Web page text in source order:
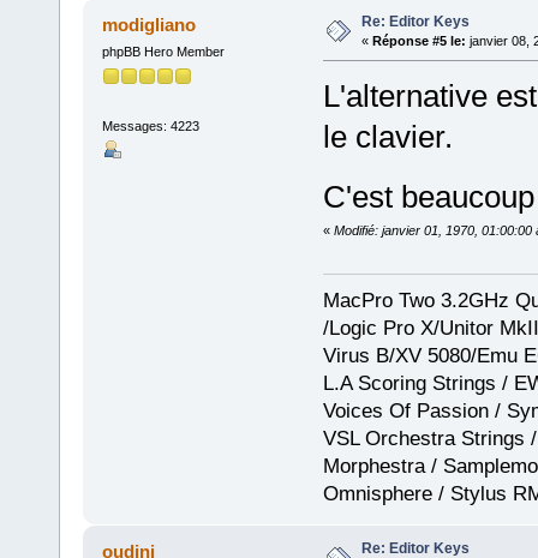
modigliano
phpBB Hero Member
Messages: 4223
Re: Editor Keys
« Réponse #5 le: janvier 08,
L'alternative
le clavier.
C'est
« Modifié: janvier 01, 1970, 01:00:00
MacPro Two 3.2GHz
/Logic Pro X/Unitor
Virus B/XV 5080/Emu
L.A Scoring Strings /
Voices Of Passion /
VSL Orchestra Strings
Morphestra /
Omnisphere / Stylus
oudini Re: Editor Keys